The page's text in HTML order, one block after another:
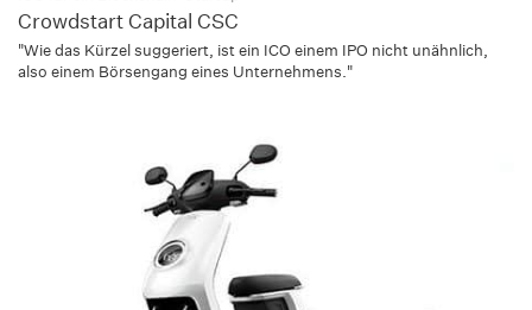
Crowdstart Capital CSC
"Wie das Kürzel suggeriert, ist ein ICO einem IPO nicht unähnlich,
also einem Börsengang eines Unternehmens."